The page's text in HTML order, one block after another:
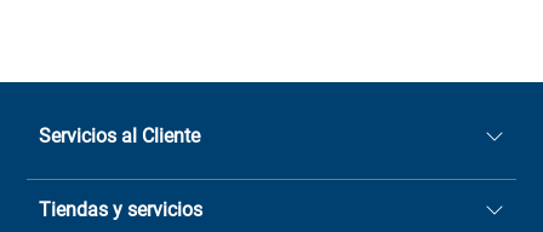
Servicios al Cliente
Quiénes somos
Sucursales
Tiendas y servicios